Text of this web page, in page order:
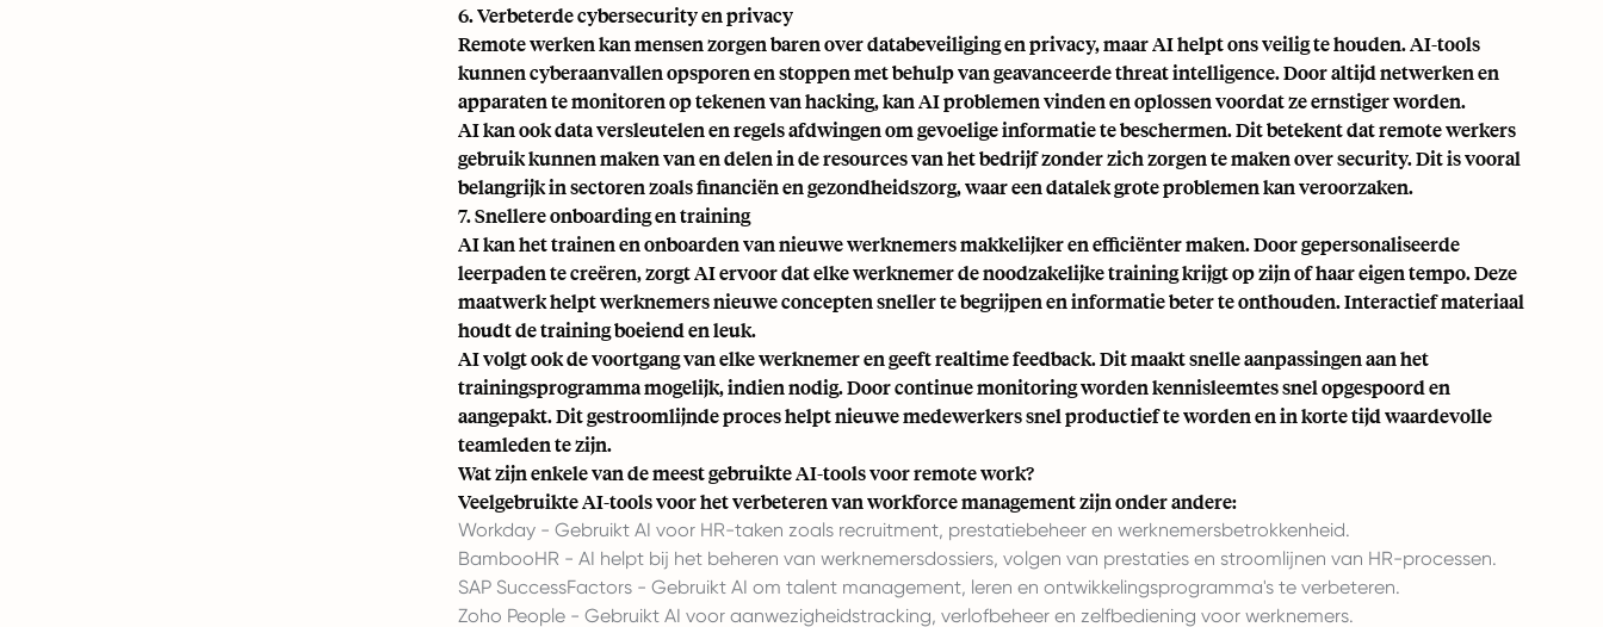
6. Verbeterde cybersecurity en privacy
Remote werken kan mensen zorgen baren over databeveiliging en privacy, maar AI helpt ons veilig te houden. AI-tools
kunnen cyberaanvallen opsporen en stoppen met behulp van geavanceerde threat intelligence. Door altijd netwerken en
apparaten te monitoren op tekenen van hacking, kan AI problemen vinden en oplossen voordat ze ernstiger worden.
AI kan ook data versleutelen en regels afdwingen om gevoelige informatie te beschermen. Dit betekent dat remote werkers
gebruik kunnen maken van en delen in de resources van het bedrijf zonder zich zorgen te maken over security. Dit is vooral
belangrijk in sectoren zoals financiën en gezondheidszorg, waar een datalek grote problemen kan veroorzaken.
7. Snellere onboarding en training
AI kan het trainen en onboarden van nieuwe werknemers makkelijker en efficiënter maken. Door gepersonaliseerde
leerpaden te creëren, zorgt AI ervoor dat elke werknemer de noodzakelijke training krijgt op zijn of haar eigen tempo. Deze
maatwerk helpt werknemers nieuwe concepten sneller te begrijpen en informatie beter te onthouden. Interactief materiaal
houdt de training boeiend en leuk.
AI volgt ook de voortgang van elke werknemer en geeft realtime feedback. Dit maakt snelle aanpassingen aan het
trainingsprogramma mogelijk, indien nodig. Door continue monitoring worden kennisleemtes snel opgespoord en
aangepakt. Dit gestroomlijnde proces helpt nieuwe medewerkers snel productief te worden en in korte tijd waardevolle
teamleden te zijn.
Wat zijn enkele van de meest gebruikte AI-tools voor remote work?
Veelgebruikte AI-tools voor het verbeteren van workforce management zijn onder andere:
Workday - Gebruikt AI voor HR-taken zoals recruitment, prestatiebeheer en werknemersbetrokkenheid.
BambooHR - AI helpt bij het beheren van werknemersdossiers, volgen van prestaties en stroomlijnen van HR-processen.
SAP SuccessFactors - Gebruikt AI om talent management, leren en ontwikkelingsprogramma's te verbeteren.
Zoho People - Gebruikt AI voor aanwezigheidstracking, verlofbeheer en zelfbediening voor werknemers.